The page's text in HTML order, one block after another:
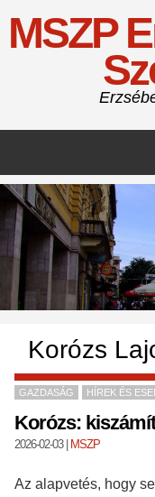
MSZP
Korózs
GAZDASÁG HÍREK ÉS
Korózs:
2026-02-03| MSZP
Az alapvetés, hogy